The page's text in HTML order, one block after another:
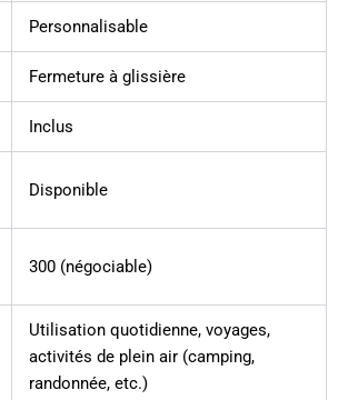
Personnalisable
Fermeture à glissière
Inclus
Disponible
300 (négociable)
Utilisation quotidienne, voyages,
activités de plein air (camping,
randonnée, etc.)